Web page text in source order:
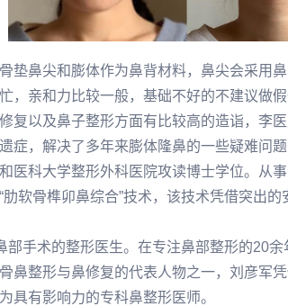
垫鼻尖和膨体作为鼻背材料，鼻尖会采用
，亲和力比较一般，基础不好的不建议做
复以及鼻子整形方面有比较高的造诣，李
症，解决了多年来膨体隆鼻的一些疑难问题
医科大学整形外科医院攻读博士学位。从
软骨榫卯鼻综合”技术，该技术凭借突出
部手术的整形医生。在专注鼻部整形的20
鼻整形与鼻修复的代表人物之一，刘彦军
具有影响力的专科鼻整形医师。